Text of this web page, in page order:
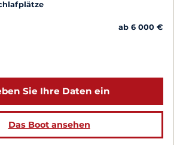
ab 6 000 €
Sie Ihre Daten ein
Das Boot ansehen